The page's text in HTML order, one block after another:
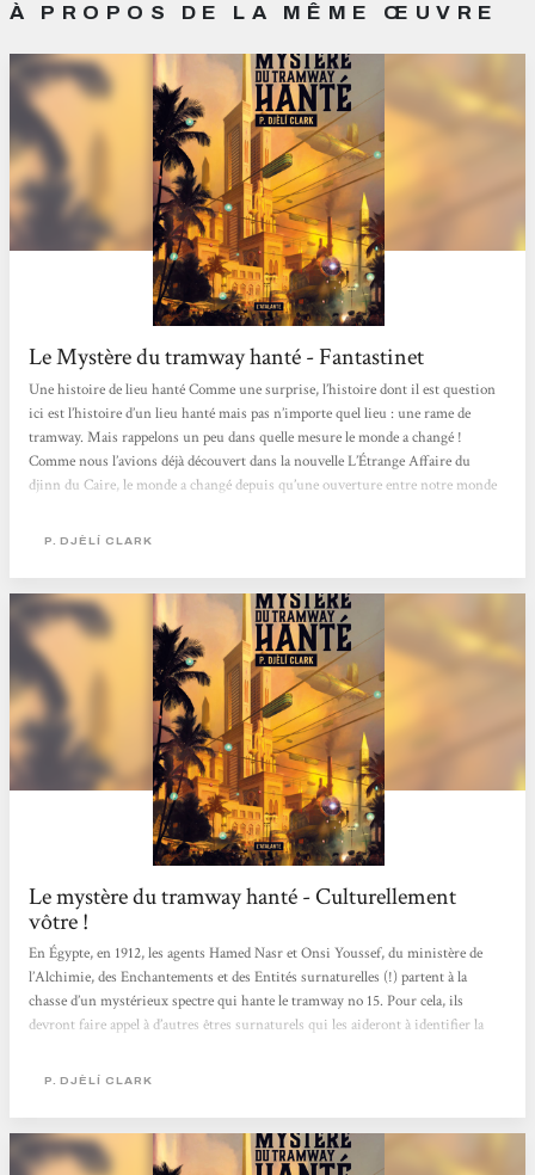
À PROPOS DE LA MÊME ŒUVRE
Le Mystère du tramway hanté - Fantastinet
Une histoire de lieu hanté Comme une surprise, l’histoire dont il est question
ici est l’histoire d’un lieu hanté mais pas n’importe quel lieu : une rame de
tramway. Mais rappelons un peu dans quelle mesure le monde a changé !
Comme nous l’avions déjà découvert dans la nouvelle L’Étrange Affaire du
djinn du Caire, le monde a changé depuis qu’une ouverture entre notre monde
développer sa technologie en faisant une des puissances les plus importantes au
P. DJÈLÍ CLARK
Le mystère du tramway hanté - Culturellement
vôtre !
En Égypte, en 1912, les agents Hamed Nasr et Onsi Youssef, du ministère de
l’Alchimie, des Enchantements et des Entités surnaturelles (!) partent à la
chasse d’un mystérieux spectre qui hante le tramway no 15. Pour cela, ils
devront faire appel à d’autres êtres surnaturels qui les aideront à identifier la
les victimes qu’elle cible. Tout ça se déroule sur fond de manifestation de
filon que celui exploité...
P. DJÈLÍ CLARK